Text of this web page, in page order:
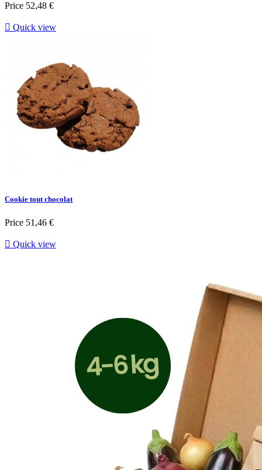
Price 52,48 €
 Quick view
Cookie tout chocolat
Price 51,46 €
 Quick view